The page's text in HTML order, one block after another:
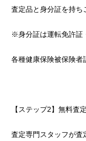
査定品と身分証を持ち
※身分証は運転免許証
各種健康保険被保険者
【ステップ2】無料査定
査定専門スタッフが査